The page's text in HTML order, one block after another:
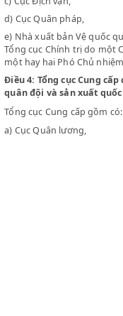
Điều 3:
Tổng cục
quân đội về phương
Tổng cục Chính trị gồm
a)Ccụ Tổ chức,
b)Cục Tuyên huấn,
c)Cục Địch vận,
d) Cục Quân pháp,